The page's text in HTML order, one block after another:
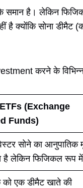
है। लेकिन
है क्योंकि सोना
करने के
(Exchange
Funds)
सोने का आनुपातिक
है लेकिन फिजिकल रूप में
एक डीमैट खाते की